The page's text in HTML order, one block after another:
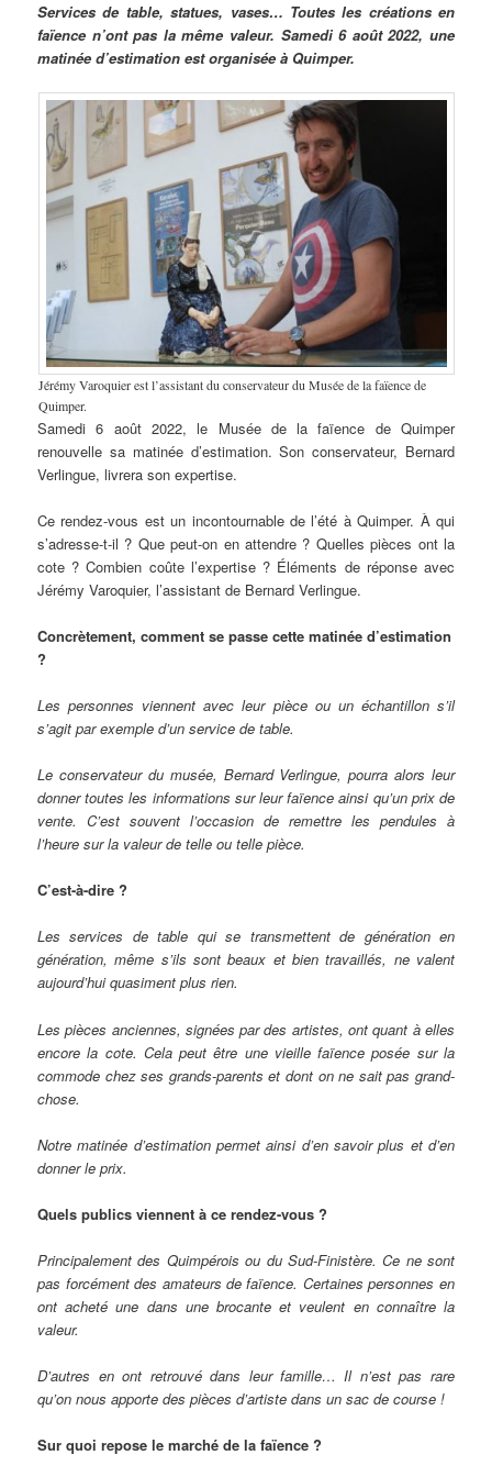
Services de table, statues, vases… Toutes les créations en
faïence n’ont pas la même valeur. Samedi 6 août 2022, une
matinée d’estimation est organisée à Quimper.
Jérémy Varoquier est l’assistant du conservateur du Musée de la faïence de
Quimper.
Samedi 6 août 2022, le Musée de la faïence de Quimper
renouvelle sa matinée d’estimation. Son conservateur, Bernard
Verlingue, livrera son expertise.
Ce rendez-vous est un incontournable de l’été à Quimper. À qui
s’adresse-t-il ? Que peut-on en attendre ? Quelles pièces ont la
cote ? Combien coûte l’expertise ? Éléments de réponse avec
Jérémy Varoquier, l’assistant de Bernard Verlingue.
Concrètement, comment se passe cette matinée d’estimation
?
Les personnes viennent avec leur pièce ou un échantillon s’il
s’agit par exemple d’un service de table.
Le conservateur du musée, Bernard Verlingue, pourra alors leur
donner toutes les informations sur leur faïence ainsi qu’un prix de
vente. C’est souvent l’occasion de remettre les pendules à
l’heure sur la valeur de telle ou telle pièce.
C’est-à-dire ?
Les services de table qui se transmettent de génération en
génération, même s’ils sont beaux et bien travaillés, ne valent
aujourd’hui quasiment plus rien.
Les pièces anciennes, signées par des artistes, ont quant à elles
encore la cote. Cela peut être une vieille faïence posée sur la
commode chez ses grands-parents et dont on ne sait pas grand-
chose.
Notre matinée d’estimation permet ainsi d’en savoir plus et d’en
donner le prix.
Quels publics viennent à ce rendez-vous ?
Principalement des Quimpérois ou du Sud-Finistère. Ce ne sont
pas forcément des amateurs de faïence. Certaines personnes en
ont acheté une dans une brocante et veulent en connaître la
valeur.
D’autres en ont retrouvé dans leur famille… Il n’est pas rare
qu’on nous apporte des pièces d’artiste dans un sac de course !
Sur quoi repose le marché de la faïence ?